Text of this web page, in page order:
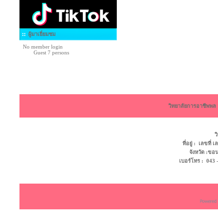
ผู้มาเยี่ยมชม
No member login
Guest 7 persons
วิทยาลัยการอาชีพพ
ที่อยู่ : เลขที่ เ
จังหวัด :ข
เบอร์โทร :